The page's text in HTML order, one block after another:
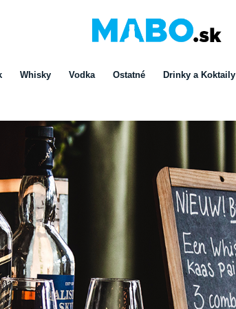
Whisky Vodka Ostatné Drinky a Koktaily